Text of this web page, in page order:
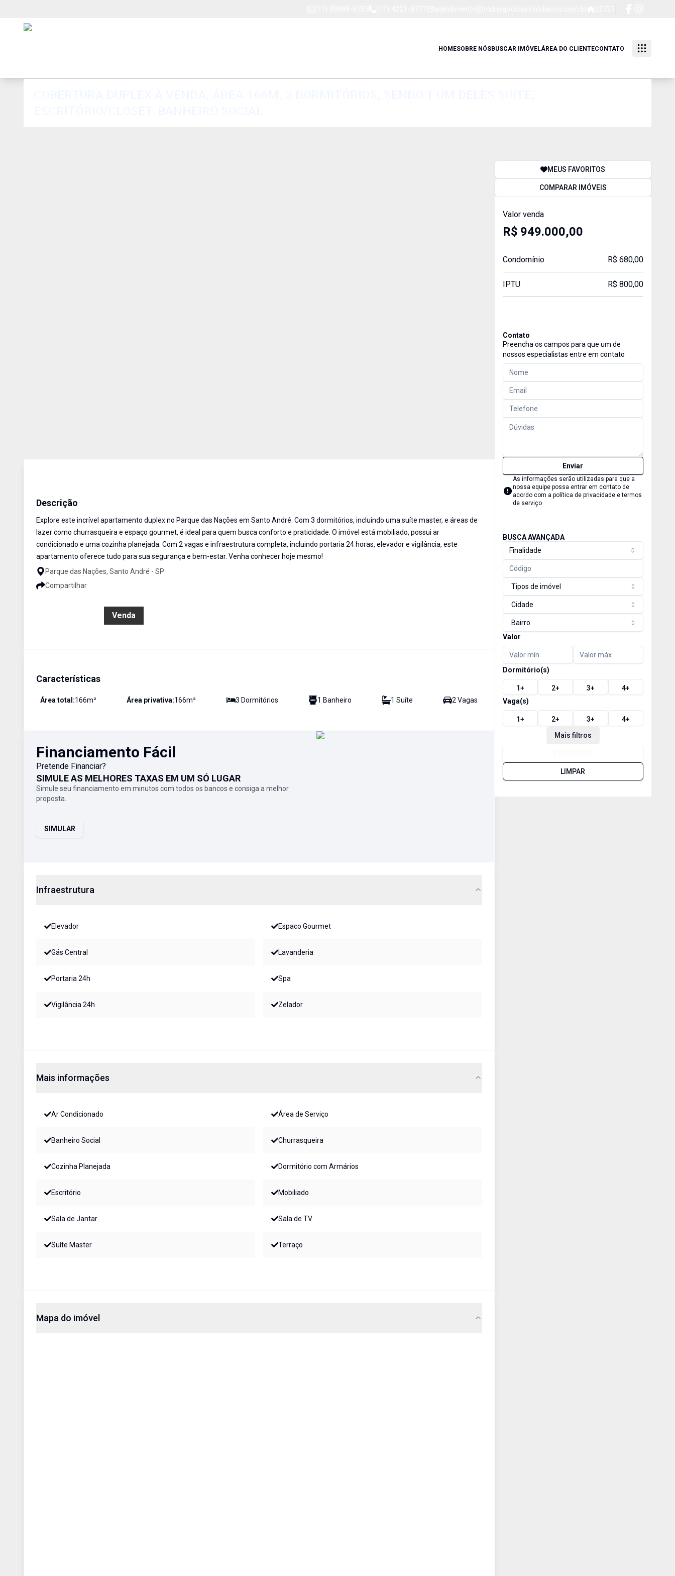
HOMESOBRE NÓSBUSCAR IMÓVELÁREA DO CLIENTECONTATO
Descrição
Explore este incrível apartamento duplex no Parque das Nações em Santo André. Com 3 dormitórios, incluindo uma suíte master, e áreas de
lazer como churrasqueira e espaço gourmet, é ideal para quem busca conforto e praticidade. O imóvel está mobiliado, possui ar
condicionado e uma cozinha planejada. Com 2 vagas e infraestrutura completa, incluindo portaria 24 horas, elevador e vigilância, este
apartamento oferece tudo para sua segurança e bem-estar. Venha conhecer hoje mesmo!
Parque das Nações, Santo André - SP
Compartilhar
Venda
Características
Área total:166m² Área privativa:166m² 3 Dormitórios 1 Banheiro 1 Suíte 2 Vagas
Financiamento Fácil
Pretende Financiar?
SIMULE AS MELHORES TAXAS EM UM SÓ LUGAR
Simule seu financiamento em minutos com todos os bancos e consiga a melhor
proposta.
SIMULAR
Infraestrutura
Elevador Espaco Gourmet
Gás Central Lavanderia
Portaria 24h Spa
Vigilância 24h Zelador
Mais informações
Ar Condicionado Área de Serviço
Banheiro Social Churrasqueira
Cozinha Planejada Dormitório com Armários
Escritório Mobiliado
Sala de Jantar Sala de TV
Suíte Master Terraço
Mapa do imóvel
MEUS FAVORITOS
COMPARAR IMÓVEIS
Valor venda
R$ 949.000,00
Condomínio R$ 680,00
IPTU R$ 800,00
Contato
Preencha os campos para que um de
nossos especialistas entre em contato
Enviar
As informações serão utilizadas para que a
nossa equipe possa entrar em contato de
acordo com a política de privacidade e termos
de serviço
BUSCA AVANÇADA
Finalidade
Tipos de imóvel
Cidade
Bairro
Valor
Dormitório(s)
1+ 2+ 3+ 4+
Vaga(s)
1+ 2+ 3+ 4+
Mais filtros
LIMPAR